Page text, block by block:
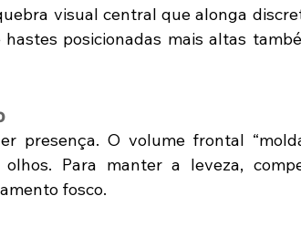
visual central que alonga
posicionadas mais altas
presença. O volume frontal
Para manter a leveza,
fosco.